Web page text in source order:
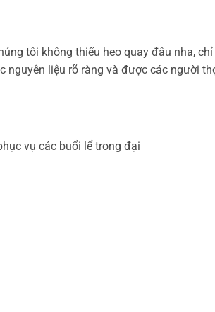
tôi không thiếu heo quay đâu nha, chỉ
nguyên liệu rõ ràng và được các người
vụ các buổi lể trong đại